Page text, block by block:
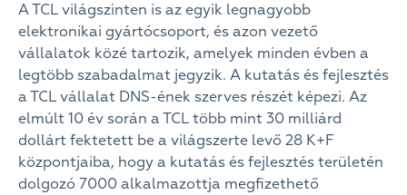
A TCL világszinten is az egyik legnagyobb
elektronikai gyártócsoport, és azon vezető
vállalatok közé tartozik, amelyek minden évben a
legtöbb szabadalmat jegyzik. A kutatás és fejlesztés
a TCL vállalat DNS-ének szerves részét képezi. Az
elmúlt 10 év során a TCL több mint 30 milliárd
dollárt fektetett be a világszerte levő 28 K+F
központjaiba, hogy a kutatás és fejlesztés területén
dolgozó 7000 alkalmazottja megfizethető